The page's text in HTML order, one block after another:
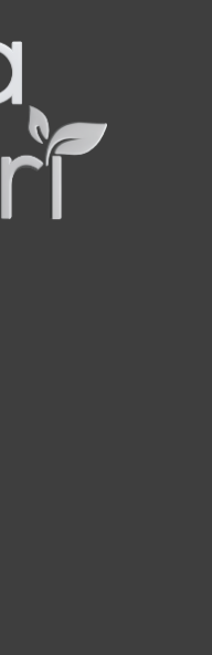
ventre plat grâce à une
synergie d’actifs naturels.